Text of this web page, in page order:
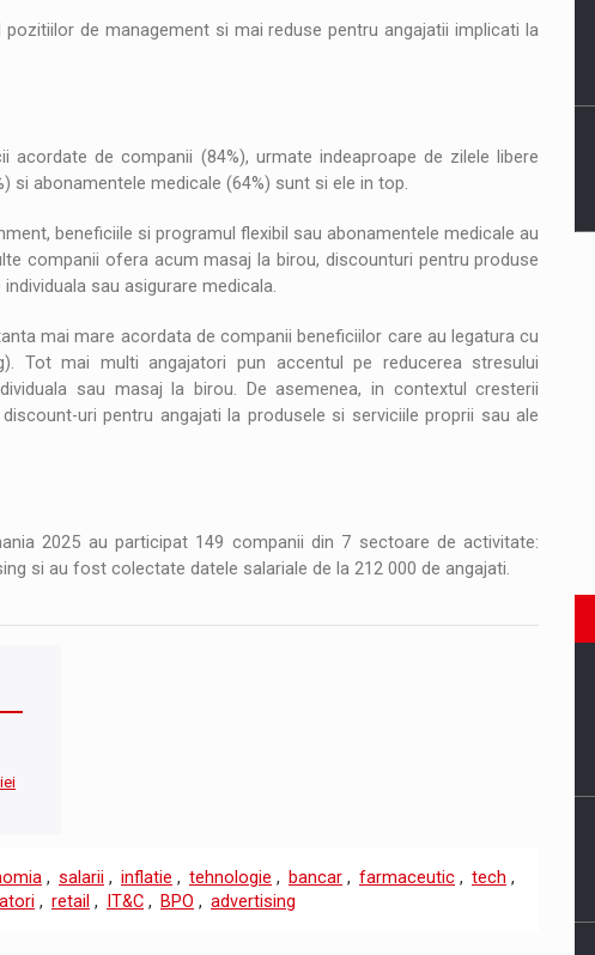
de management si mai reduse pentru angajatii implicati la
de companii (84%), urmate indeaproape de zilele libere
si abonamentele medicale (64%) sunt si ele in top.
beneficiile si programul flexibil sau abonamentele medicale au
companii ofera acum masaj la birou, discounturi pentru produse
sau asigurare medicala.
mai mare acordata de companii beneficiilor care au legatura cu
Tot mai multi angajatori pun accentul pe reducerea stresului
sau masaj la birou. De asemenea, in contextul cresterii
uri pentru angajati la produsele si serviciile proprii sau ale
2025 au participat 149 companii din 7 sectoare de activitate:
si au fost colectate datele salariale de la 212 000 de angajati.
, salarii , inflatie , tehnologie , bancar , farmaceutic , tech ,
, retail , IT&C , BPO , advertising